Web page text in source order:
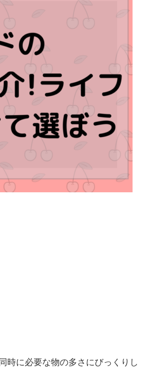
時に必要な物の多さにびっくりし